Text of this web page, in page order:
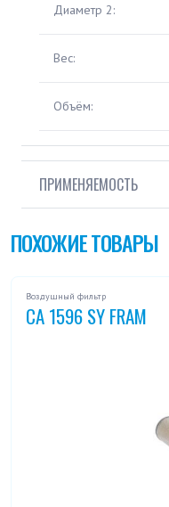
Диаметр 2:
Вес:
Объём:
ПРИМЕНЯЕМОСТЬ
ПОХОЖИЕ ТОВАРЫ
Воздушный фильтр
CA 1596 SY FRAM